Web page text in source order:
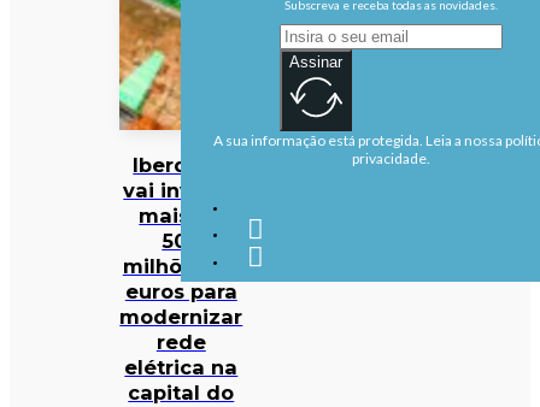
Iberdrola
vai investir
mais de
500
milhões de
euros para
modernizar
rede
elétrica na
capital do
Subscreva e receba todas as novidades.
Assinar
A sua informação está protegida. Leia a nossa
privacidade.